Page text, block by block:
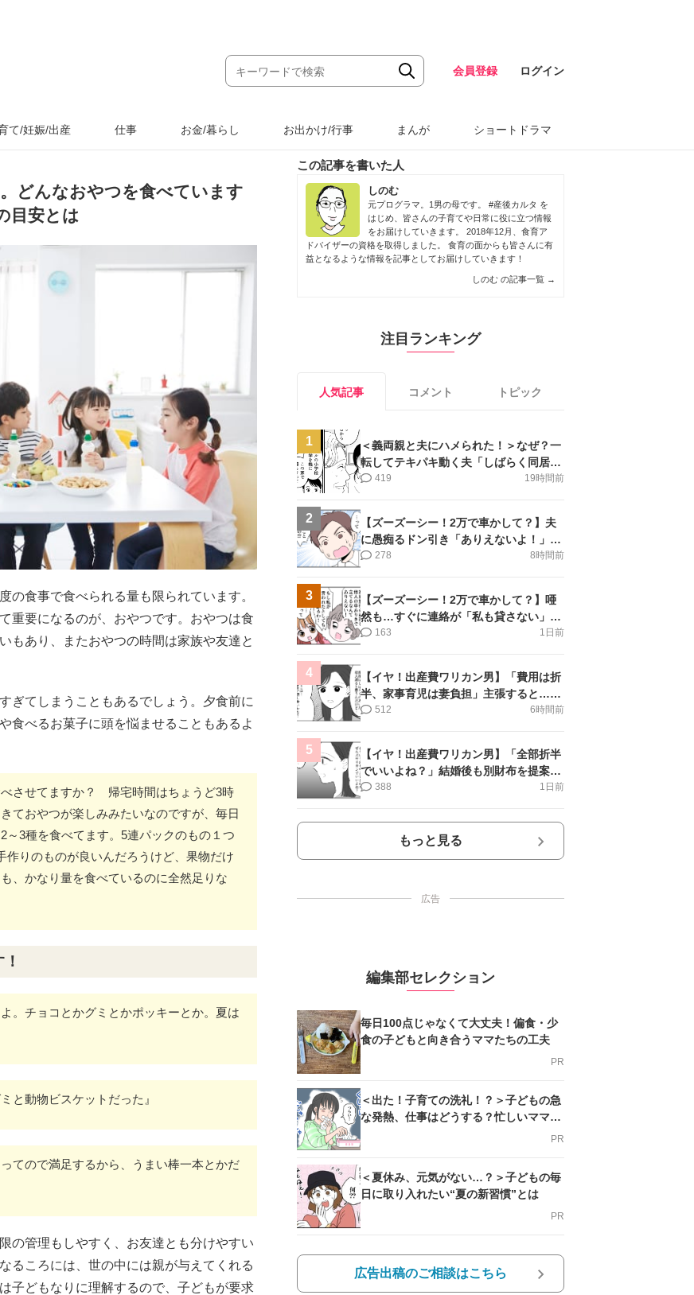
会員登録 ログイン
て/妊娠/出産 仕事 お金/暮らし お出かけ/行事 まんが ショートドラマ
どんなおやつを食べています
目安とは
の食事で食べられる量も限られています。
重要になるのが、おやつです。おやつは食
もあり、またおやつの時間は家族や友達と
ぎてしまうこともあるでしょう。夕食前に
食べるお菓子に頭を悩ませることもあるよ
べさせてますか？ 帰宅時間はちょうど3時
ておやつが楽しみみたいなのですが、毎日
～3種を食べてます。5連パックのもの１つ
作りのものが良いんだろうけど、果物だけ
、かなり量を食べているのに全然足りな
。チョコとかグミとかポッキーとか。夏は
と動物ビスケットだった』
てので満足するから、うまい棒一本とかだ
の管理もしやすく、お友達とも分けやすい
るころには、世の中には親が与えてくれる
子どもなりに理解するので、子どもが要求
この記事を書いた人
しのむ
元プログラマ。1男の母です。 #産後カルタ を
はじめ、皆さんの子育てや日常に役に立つ情報
をお届けしていきます。 2018年12月、食育ア
ドバイザーの資格を取得しました。 食育の面からも皆さんに有
益となるような情報を記事としてお届けしていきます！
しのむ の記事一覧 →
注目ランキング
人気記事 コメント トピック
1
＜義両親と夫にハメられた！＞なぜ？一
転してテキパキ動く夫「しばらく同居」
提案され【第4話まんが】
19時間前
419
2
【ズーズーシー！2万で車かして？】夫
に愚痴るドン引き「ありえないよ！」＜
第16話＞#4コマ母道場
8時間前
278
3
【ズーズーシー！2万で車かして？】唖
然も…すぐに連絡が「私も貸さない」＜
第15話＞#4コマ母道場
1日前
163
4
【イヤ！出産費ワリカン男】「費用は折
半、家事育児は妻負担」主張すると…＜
第11話＞#4コマ母道場
6時間前
512
5
【イヤ！出産費ワリカン男】「全部折半
でいいよね？」結婚後も別財布を提案＜
第10話＞#4コマ母道場
1日前
388
もっと見る
広告
編集部セレクション
毎日100点じゃなくて大丈夫！偏食・少
食の子どもと向き合うママたちの工夫
PR
＜出た！子育ての洗礼！？＞子どもの急
な発熱、仕事はどうする？忙しいママを
PR
＜夏休み、元気がない…？＞子どもの毎
日に取り入れたい“夏の新習慣”とは
PR
広告出稿のご相談はこちら